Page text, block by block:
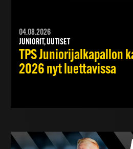
04.08.2026
JUNIORIT, UUTISET
TPS Juniorijalkapallon
2026 nyt luettavissa